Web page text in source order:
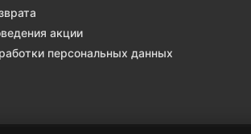
акции
персональных данных